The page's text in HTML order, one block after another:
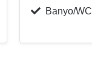
Banyo/WC